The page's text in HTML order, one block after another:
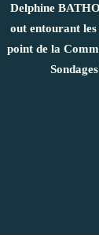
Delphine
out entourant les
point de la